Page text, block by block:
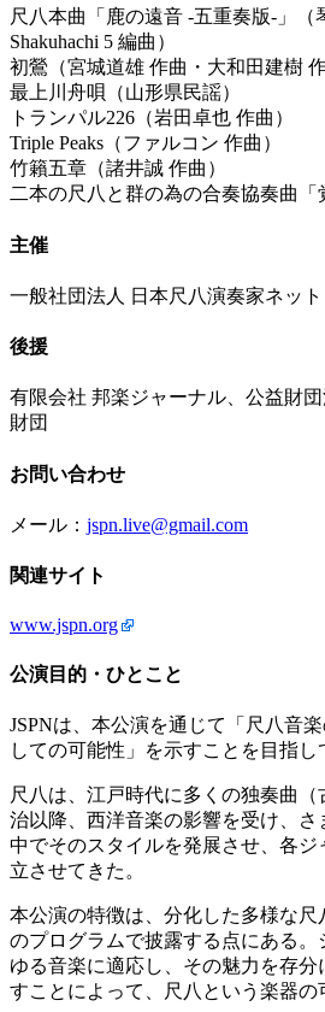
尺八本曲「鹿の遠音 -五重奏版-」（
Shakuhachi 5 編曲）
初鶯（宮城道雄 作曲・大和田建樹 作
最上川舟唄（山形県民謡）
トランパル226（岩田卓也 作曲）
Triple Peaks（ファルコン 作曲）
竹籟五章（諸井誠 作曲）
二本の尺八と群の為の合奏協奏曲「
主催
一般社団法人 日本尺八演奏家ネット
後援
有限会社 邦楽ジャーナル、公益財
財団
お問い合わせ
メール： jspn.live@gmail.com
関連サイト
www.jspn.org
公演目的・ひとこと
JSPNは、本公演を通じて「尺八音
しての可能性」を示すことを目指し
尺八は、江戸時代に多くの独奏曲
治以降、西洋音楽の影響を受け、
中でそのスタイルを発展させ、各
立させてきた。
本公演の特徴は、分化した多様な
のプログラムで披露する点にある。
ゆる音楽に適応し、その魅力を存
すことによって、尺八という楽器の